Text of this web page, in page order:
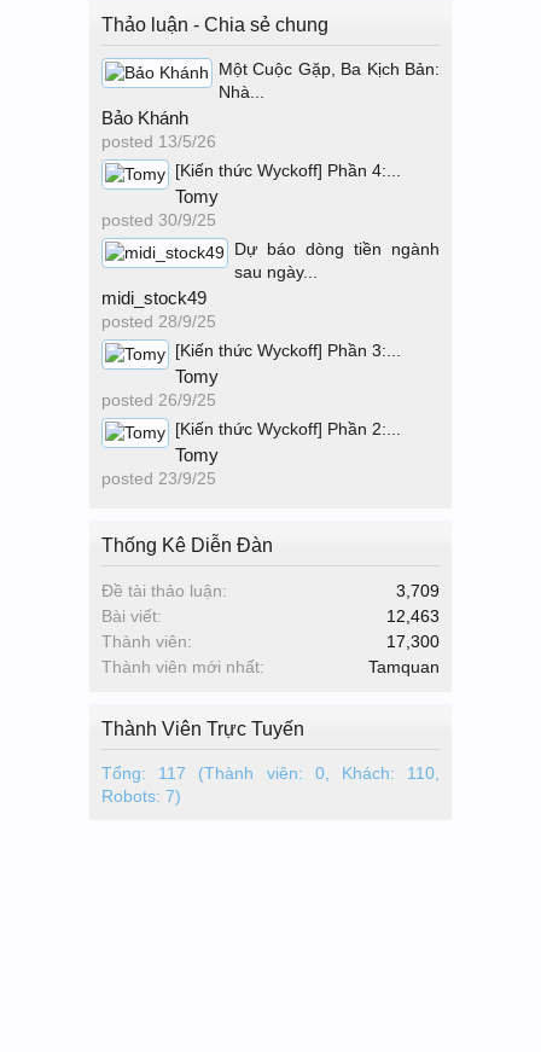
Thảo luận - Chia sẻ chung
Một Cuộc Gặp, Ba Kịch Bản:
Nhà...
Bảo Khánh
posted 13/5/26
[Kiến thức Wyckoff] Phần 4:...
Tomy
posted 30/9/25
Dự báo dòng tiền ngành
sau ngày...
midi_stock49
posted 28/9/25
[Kiến thức Wyckoff] Phần 3:...
Tomy
posted 26/9/25
[Kiến thức Wyckoff] Phần 2:...
Tomy
posted 23/9/25
Thống Kê Diễn Đàn
Đề tài thảo luận:
3,709
Bài viết:
12,463
Thành viên:
17,300
Thành viên mới nhất:
Tamquan
Thành Viên Trực Tuyến
Tổng: 117 (Thành viên: 0, Khách: 110,
Robots: 7)